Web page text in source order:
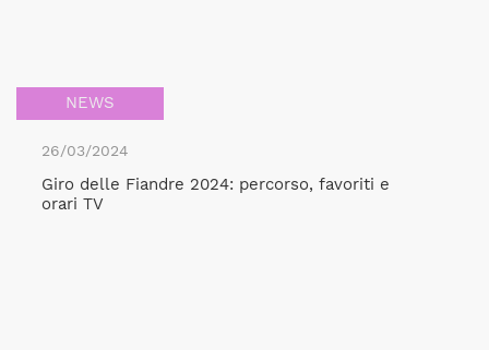
NEWS
26/03/2024
Giro delle Fiandre 2024: percorso, favoriti e
orari TV